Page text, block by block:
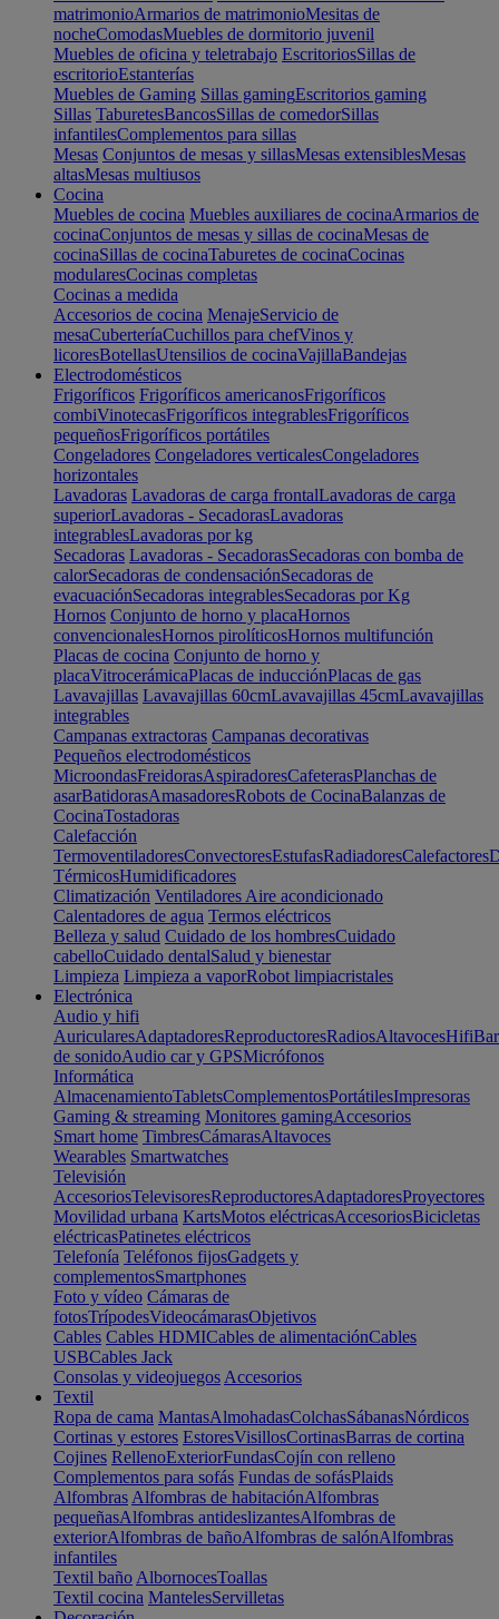
matrimonioArmarios de matrimonioMesitas de
nocheComodasMuebles de dormitorio juvenil
Muebles de oficina y teletrabajo EscritoriosSillas de
escritorioEstanterías
Muebles de Gaming Sillas gamingEscritorios gaming
Sillas TaburetesBancosSillas de comedorSillas
infantilesComplementos para sillas
Mesas Conjuntos de mesas y sillasMesas extensiblesMesas
altasMesas multiusos
Cocina
Muebles de cocina Muebles auxiliares de cocinaArmarios de
cocinaConjuntos de mesas y sillas de cocinaMesas de
cocinaSillas de cocinaTaburetes de cocinaCocinas
modularesCocinas completas
Cocinas a medida
Accesorios de cocina MenajeServicio de
mesaCuberteríaCuchillos para chefVinos y
licoresBotellasUtensilios de cocinaVajillaBandejas
Electrodomésticos
Frigoríficos Frigoríficos americanosFrigoríficos
combiVinotecasFrigoríficos integrablesFrigoríficos
pequeñosFrigoríficos portátiles
Congeladores Congeladores verticalesCongeladores
horizontales
Lavadoras Lavadoras de carga frontalLavadoras de carga
superiorLavadoras - SecadorasLavadoras
integrablesLavadoras por kg
Secadoras Lavadoras - SecadorasSecadoras con bomba de
calorSecadoras de condensaciónSecadoras de
evacuaciónSecadoras integrablesSecadoras por Kg
Hornos Conjunto de horno y placaHornos
convencionalesHornos pirolíticosHornos multifunción
Placas de cocina Conjunto de horno y
placaVitrocerámicaPlacas de inducciónPlacas de gas
Lavavajillas Lavavajillas 60cmLavavajillas 45cmLavavajillas
integrables
Campanas extractoras Campanas decorativas
Pequeños electrodomésticos
MicroondasFreidorasAspiradoresCafeterasPlanchas de
asarBatidorasAmasadoresRobots de CocinaBalanzas de
CocinaTostadoras
Calefacción
TermoventiladoresConvectoresEstufasRadiadoresCalefactores
TérmicosHumidificadores
Climatización Ventiladores Aire acondicionado
Calentadores de agua Termos eléctricos
Belleza y salud Cuidado de los hombresCuidado
cabelloCuidado dentalSalud y bienestar
Limpieza Limpieza a vaporRobot limpiacristales
Electrónica
Audio y hifi
AuricularesAdaptadoresReproductoresRadiosAltavocesHifi
de sonidoAudio car y GPSMicrófonos
Informática
AlmacenamientoTabletsComplementosPortátilesImpresoras
Gaming & streaming Monitores gamingAccesorios
Smart home TimbresCámarasAltavoces
Wearables Smartwatches
Televisión
AccesoriosTelevisoresReproductoresAdaptadoresProyectores
Movilidad urbana KartsMotos eléctricasAccesoriosBicicletas
eléctricasPatinetes eléctricos
Telefonía Teléfonos fijosGadgets y
complementosSmartphones
Foto y vídeo Cámaras de
fotosTrípodesVideocámarasObjetivos
Cables Cables HDMICables de alimentaciónCables
USBCables Jack
Consolas y videojuegos Accesorios
Textil
Ropa de cama MantasAlmohadasColchasSábanasNórdicos
Cortinas y estores EstoresVisillosCortinasBarras de cortina
Cojines RellenoExteriorFundasCojín con relleno
Complementos para sofás Fundas de sofásPlaids
Alfombras Alfombras de habitaciónAlfombras
pequeñasAlfombras antideslizantesAlfombras de
exteriorAlfombras de bañoAlfombras de salónAlfombras
infantiles
Textil baño AlbornocesToallas
Textil cocina MantelesServilletas